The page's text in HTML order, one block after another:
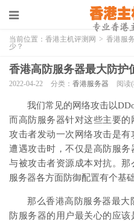
当前位置： 香港主机评测网 > 香港服
少？
香港高防服务器最大防护
2022-04-22 分类： 香港服务器 阅读
我们常见的网络攻击以
而高防服务器针对这些主要的
攻击者发动一次网络攻击是
遭遇攻击时，不仅是高防服
与被攻击者资源成本对抗。
服务器各方面防御配置有个基
那么香港高防服务器最大
防服务器的用户最关心的应